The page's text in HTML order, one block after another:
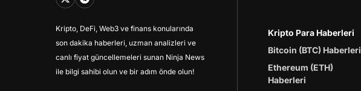
Kripto, DeFi, Web3 ve finans konularında
son dakika haberleri, uzman analizleri ve
canlı fiyat güncellemeleri sunan Ninja News
ile bilgi sahibi olun ve bir adım önde olun!
Kripto Para Haberleri
Bitcoin (BTC) Haberleri
Ethereum (ETH)
Haberleri